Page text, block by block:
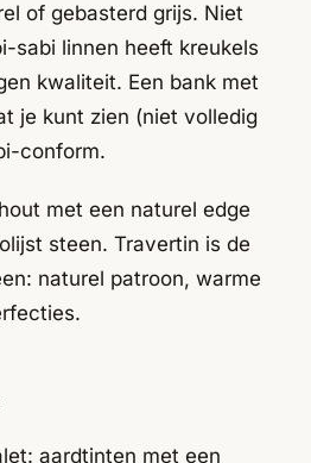
of gebasterd grijs. Niet
linnen heeft kreukels
kwaliteit. Een bank met
je kunt zien (niet volledig
conform.
met een naturel edge
steen. Travertin is de
naturel patroon, warme
aardtinten met een